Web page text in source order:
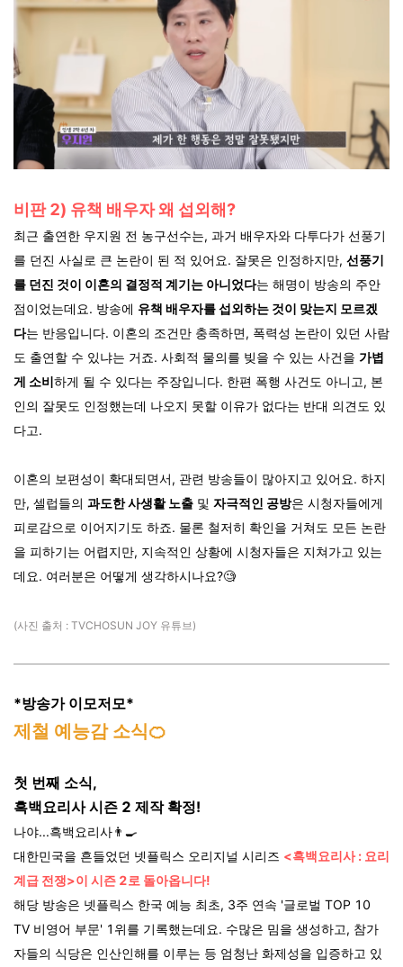
비판 2) 유책 배우자 왜 섭외해?
최근 출연한 우지원 전 농구선수는, 과거 배우자와 다투다가 선풍기
를 던진 사실로 큰 논란이 된 적 있어요. 잘못은 인정하지만, 선풍기
를 던진 것이 이혼의 결정적 계기는 아니었다는 해명이 방송의 주안
점이었는데요. 방송에 유책 배우자를 섭외하는 것이 맞는지 모르겠
다는 반응입니다. 이혼의 조건만 충족하면, 폭력성 논란이 있던 사람
도 출연할 수 있냐는 거죠. 사회적 물의를 빚을 수 있는 사건을 가볍
게 소비하게 될 수 있다는 주장입니다. 한편 폭행 사건도 아니고, 본
인의 잘못도 인정했는데 나오지 못할 이유가 없다는 반대 의견도 있
다고.
이혼의 보편성이 확대되면서, 관련 방송들이 많아지고 있어요. 하지
만, 셀럽들의 과도한 사생활 노출 및 자극적인 공방은 시청자들에게
피로감으로 이어지기도 하죠. 물론 철저히 확인을 거쳐도 모든 논란
을 피하기는 어렵지만, 지속적인 상황에 시청자들은 지쳐가고 있는
데요. 여러분은 어떻게 생각하시나요?🧐
(사진 출처 : TVCHOSUN JOY 유튜브)
*방송가 이모저모*
제철 예능감 소식🍊
첫 번째 소식,
흑백요리사 시즌 2 제작 확정!
나야...흑백요리사👨‍🍳
대한민국을 흔들었던 넷플릭스 오리지널 시리즈 <흑백요리사 : 요리
계급 전쟁>이 시즌 2로 돌아옵니다!
해당 방송은 넷플릭스 한국 예능 최초, 3주 연속 '글로벌 TOP 10
TV 비영어 부문' 1위를 기록했는데요. 수많은 밈을 생성하고, 참가
자들의 식당은 인산인해를 이루는 등 엄청난 화제성을 입증하고 있